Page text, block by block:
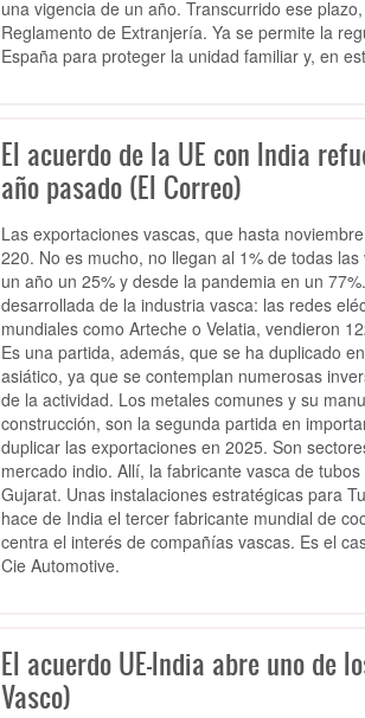
una vigencia de un año. Transcurrido ese
Reglamento de Extranjería. Ya se permite la
España para proteger la unidad familiar y, en
El acuerdo de la UE con India
año pasado (El Correo)
Las exportaciones vascas, que hasta
220. No es mucho, no llegan al 1% de todas
un año un 25% y desde la pandemia en un
desarrollada de la industria vasca: las redes
mundiales como Arteche o Velatia, vendieron
Es una partida, además, que se ha duplicado
asiático, ya que se contemplan numerosas
de la actividad. Los metales comunes y su
construcción, son la segunda partida en
duplicar las exportaciones en 2025. Son
mercado indio. Allí, la fabricante vasca de
Gujarat. Unas instalaciones estratégicas para
hace de India el tercer fabricante mundial de
centra el interés de compañías vascas. Es el
Cie Automotive.
El acuerdo UE-India abre uno de
Vasco)